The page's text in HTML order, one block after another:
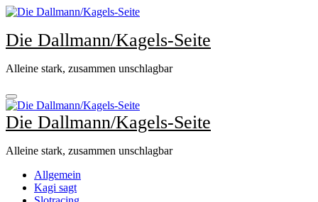
Zum
springen
Die Dallmann/Kagels-Seite
Alleine stark, zusammen unschlagbar
Die Dallmann/Kagels-Seite
Alleine stark, zusammen unschlagbar
Allgemein
Kagi sagt